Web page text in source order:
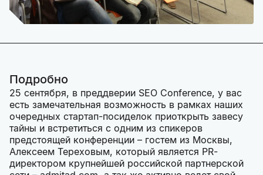
Подробно
25 сентября, в преддверии SEO Conference, у вас
есть замечательная возможность в рамках наших
очередных стартап-посиделок приоткрыть завесу
тайны и встретиться с одним из спикеров
предстоящей конференции – гостем из Москвы,
Алексеем Тереховым, который является PR-
директором крупнейшей российской партнерской